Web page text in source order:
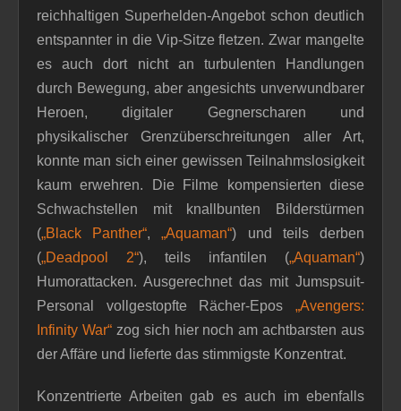
reichhaltigen Superhelden-Angebot schon deutlich
entspannter in die Vip-Sitze fletzen. Zwar mangelte
es auch dort nicht an turbulenten Handlungen
durch Bewegung, aber angesichts unverwundbarer
Heroen, digitaler Gegnerscharen und
physikalischer Grenzüberschreitungen aller Art,
konnte man sich einer gewissen Teilnahmslosigkeit
kaum erwehren. Die Filme kompensierten diese
Schwachstellen mit knallbunten Bilderstürmen
(„Black Panther“,„Aquaman“) und teils derben
(„Deadpool 2“), teils infantilen („Aquaman“)
Humorattacken. Ausgerechnet das mit Jumspsuit-
Personal vollgestopfte Rächer-Epos „Avengers:
Infinity War“zog sich hier noch am achtbarsten aus
der Affäre und lieferte das stimmigste Konzentrat.
Konzentrierte Arbeiten gab es auch im ebenfalls